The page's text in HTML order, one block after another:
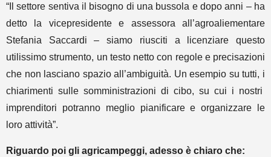
“Il settore sentiva il bisogno di una bussola e dopo anni – ha
detto la vicepresidente e assessora all’agroaliementare
Stefania Saccardi – siamo riusciti a licenziare questo
utilissimo strumento, un testo netto con regole e precisazioni
che non lasciano spazio all’ambiguità. Un esempio su tutti, i
chiarimenti sulle somministrazioni di cibo, su cui i nostri
imprenditori potranno meglio pianificare e organizzare le
loro attività”.
Riguardo poi gli agricampeggi, adesso è chiaro che: